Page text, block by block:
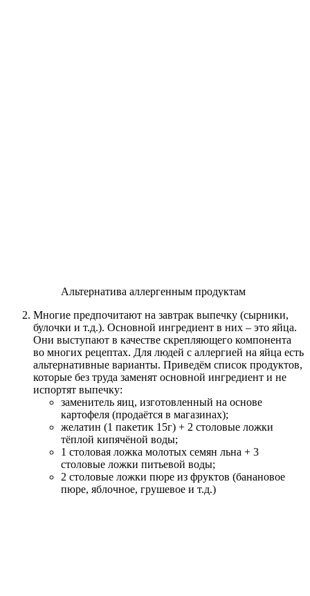
Альтернатива аллергенным продуктам
Многие предпочитают на завтрак выпечку (сырники,
булочки и т.д.). Основной ингредиент в них – это яйца.
Они выступают в качестве скрепляющего компонента
во многих рецептах. Для людей с аллергией на яйца есть
альтернативные варианты. Приведём список продуктов,
которые без труда заменят основной ингредиент и не
испортят выпечку:
заменитель яиц, изготовленный на основе
картофеля (продаётся в магазинах);
желатин (1 пакетик 15г) + 2 столовые ложки
тёплой кипячёной воды;
1 столовая ложка молотых семян льна + 3
столовые ложки питьевой воды;
2 столовые ложки пюре из фруктов (банановое
пюре, яблочное, грушевое и т.д.)